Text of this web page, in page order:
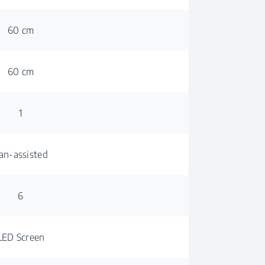
60 cm
60 cm
1
assisted
6
Screen